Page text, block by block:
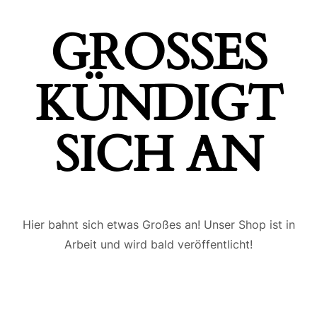
GROSSES K
ÜNDIGT S
ICH AN
Hier bahnt sich etwas Großes an! Unser Shop ist in
Arbeit und wird bald veröffentlicht!